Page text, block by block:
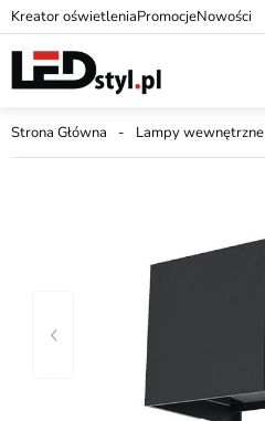
Kreator oświetleniaPromocjeNowości
Strona Główna Lampy wewnętrzne